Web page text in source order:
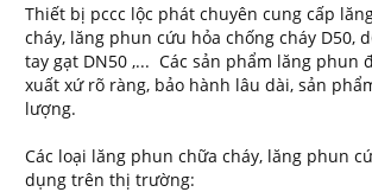
Thiết bị pccc lộc phát chuyên cung cấp
cháy, lăng phun cứu hỏa chống cháy D50,
tay gạt DN50 ,... Các sản phẩm lăng phun
xuất xứ rõ ràng, bảo hành lâu dài, sản
lượng.
Các loại lăng phun chữa cháy, lăng phun
dụng trên thị trường: